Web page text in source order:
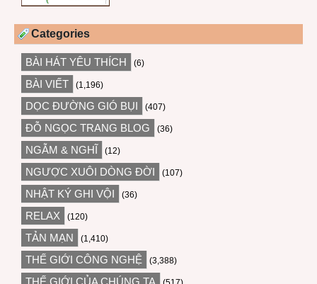
Categories
BÀI HÁT YÊU THÍCH (6)
BÀI VIẾT (1,196)
DỌC ĐƯỜNG GIÓ BỤI (407)
ĐỖ NGỌC TRANG BLOG (36)
NGẪM & NGHĨ (12)
NGƯỢC XUÔI DÒNG ĐỜI (107)
NHẬT KÝ GHI VỘI (36)
RELAX (120)
TẢN MẠN (1,410)
THẾ GIỚI CÔNG NGHỆ (3,388)
THẾ GIỚI CỦA CHÚNG TA